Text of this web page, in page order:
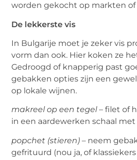
worden gekocht op markten
De lekkerste vis
In Bulgarije moet je zeker vis
vorm dan ook. Hier koken ze
Gedroogd of knapperig past
gebakken opties zijn een
op lokale wijnen.
makreel op een tegel– filet of
in een aardewerken schaal
popchet (stieren) – neem
gefrituurd (nou ja, of